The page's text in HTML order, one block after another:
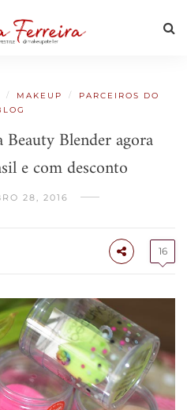
/ MAKEUP /
PARCEIROS DO
Blender agora
e com desconto
28, 2016
16